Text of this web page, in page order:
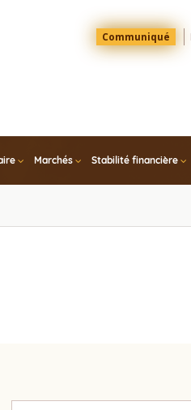
Menu
Top
Communiqué
Marchés Stabilité financière